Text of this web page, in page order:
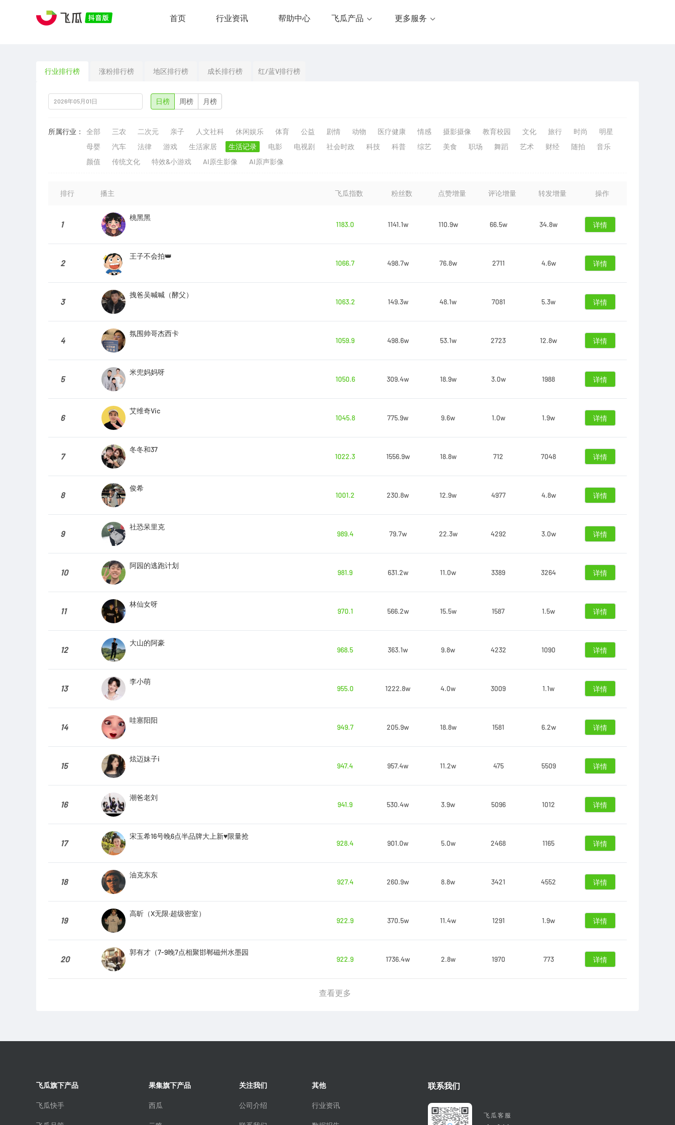
首页 行业资讯 帮助中心 飞瓜产品 更多服务
行业排行榜 涨粉排行榜 地区排行榜 成长排行榜 红/蓝V排行榜
日榜 周榜 月榜
所属行业： 全部 三农 二次元 亲子 人文社科 休闲娱乐 体育 公益 剧情 动物 医疗健康 情感 摄影摄像 教育校园 文化 旅行 时尚
明星
母婴
汽车 法律 游戏 生活家居 生活记录 电影 电视剧 社会时政 科技 科普 综艺 美食 职场 舞蹈 艺术 财经 随拍
音乐
颜值
传统文化 特效&小游戏 AI原生影像 AI原声影像
排行 播主 飞瓜指数 粉丝数 点赞增量 评论增量 转发增量 操作
1
桃黑黑
1183.0
1141.1w 110.9w 66.5w 34.8w 详情
2
王子不会拍👑
1066.7
498.7w 76.8w 2711 4.6w 详情
3
拽爸吴喊喊（酵父）
1063.2
149.3w 48.1w 7081 5.3w 详情
4
氛围帅哥杰西卡
1059.9
498.6w 53.1w 2723 12.8w 详情
5
米兜妈妈呀
1050.6
309.4w 18.9w 3.0w 1988 详情
6
艾维奇Vic
1045.8
775.9w 9.6w 1.0w 1.9w 详情
7
冬冬和37
1022.3
1556.9w 18.8w 712 7048 详情
8
俊希
1001.2
230.8w 12.9w 4977 4.8w 详情
9
社恐呆里克
989.4
79.7w 22.3w 4292 3.0w 详情
10
阿园的逃跑计划
981.9
631.2w 11.0w 3389 3264 详情
11
林仙女呀
970.1
566.2w 15.5w 1587 1.5w 详情
12
大山的阿豪
968.5
363.1w 9.8w 4232 1090 详情
13
李小萌
955.0
1222.8w 4.0w 3009 1.1w 详情
14
哇塞阳阳
949.7
205.9w 18.8w 1581 6.2w 详情
15
炫迈妹子i
947.4
957.4w 11.2w 475 5509 详情
16
潮爸老刘
941.9
530.4w 3.9w 5096 1012 详情
17
宋玉希16号晚6点半品牌大上新♥️限量抢
928.4
901.0w 5.0w 2468 1165 详情
18
油克东东
927.4
260.9w 8.8w 3421 4552 详情
19
高昕（X无限·超级密室）
922.9
370.5w 11.4w 1291 1.9w 详情
20
郭有才（7-9晚7点相聚邯郸磁州水墨园
922.9
1736.4w 2.8w 1970 773 详情
查看更多
飞瓜旗下产品
飞瓜快手
果集旗下产品
西瓜
关注我们
公司介绍
其他
行业资讯
联系我们
飞瓜客服